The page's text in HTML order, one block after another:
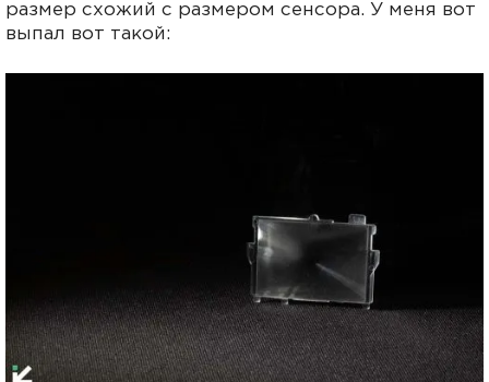
размер схожий с размером сенсора. У меня вот
выпал вот такой: